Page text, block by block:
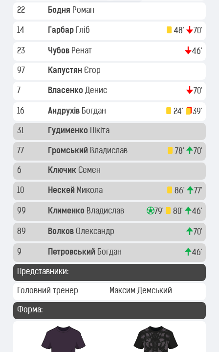
22 Бодня Роман
14 Гарбар Гліб 48' 70'
23 Чубов Ренат 46'
97 Капустян Єгор
7 Власенко Денис 70'
16 Андрухів Богдан 24' 39'
31 Гудименко Нікіта
77 Громський Владислав 78' 70'
6 Ключик Семен
10 Нескей Микола 86' 77'
99 Клименко Владислав 79' 80' 46'
89 Волков Олександр 70'
9 Петровський Богдан 46'
Представники:
Головний тренер Максим Демський
Форма: